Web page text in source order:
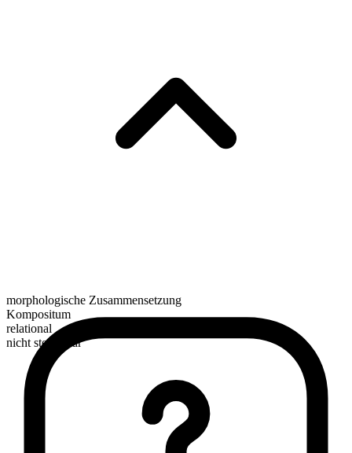
morphologische Zusammensetzung
Kompositum
relational
nicht steigerbar